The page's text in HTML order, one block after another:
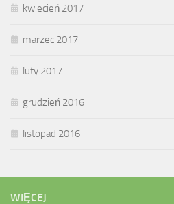
kwiecień 2017
marzec 2017
luty 2017
grudzień 2016
listopad 2016
WIĘCEJ